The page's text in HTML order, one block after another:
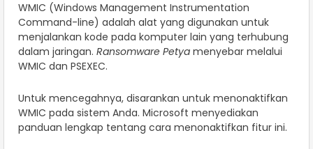
WMIC (Windows Management Instrumentation
Command-line) adalah alat yang digunakan untuk
menjalankan kode pada komputer lain yang terhubung
dalam jaringan. Ransomware Petya menyebar melalui
WMIC dan PSEXEC.
Untuk mencegahnya, disarankan untuk menonaktifkan
WMIC pada sistem Anda. Microsoft menyediakan
panduan lengkap tentang cara menonaktifkan fitur ini.